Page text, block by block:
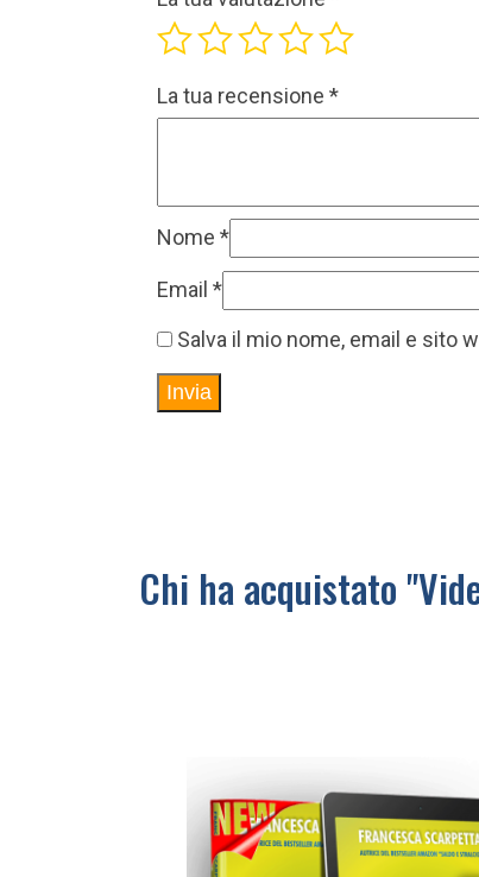
La tua recensione *
Nome *
Email *
Salva il mio nome, email e sito
Chi ha acquistato